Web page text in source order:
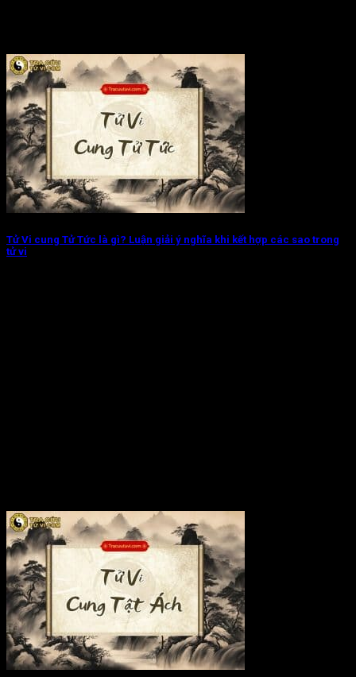
Tử Vi cung Tử Tức là gì? Luận giải ý nghĩa khi kết hợp các sao trong
tử vi